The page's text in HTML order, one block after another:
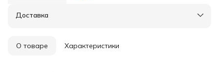
Доставка
О товаре Характеристики